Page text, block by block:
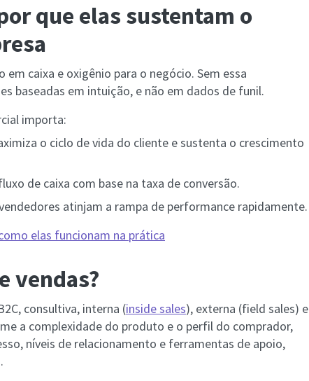
que elas sustentam o
caixa e oxigênio para o negócio. Sem essa
baseadas em intuição, e não em dados de funil.
importa:
o ciclo de vida do cliente e sustenta o crescimento
de caixa com base na taxa de conversão.
atinjam a rampa de performance rapidamente.
elas funcionam na prática
vendas?
consultiva, interna (inside sales), externa (field sales) e
a complexidade do produto e o perfil do comprador,
níveis de relacionamento e ferramentas de apoio,